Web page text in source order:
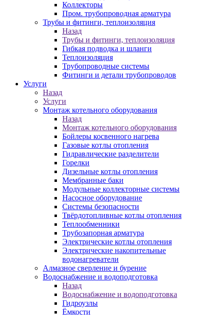
Коллекторы
Пром. трубопроводная арматура
Трубы и фитинги, теплоизоляция
Назад
Трубы и фитинги, теплоизоляция
Гибкая подводка и шланги
Теплоизоляция
Трубопроводные системы
Фитинги и детали трубопроводов
Услуги
Назад
Услуги
Монтаж котельного оборудования
Назад
Монтаж котельного оборудования
Бойлеры косвенного нагрева
Газовые котлы отопления
Гидравлические разделители
Горелки
Дизельные котлы отопления
Мембранные баки
Модульные коллекторные системы
Насосное оборудование
Системы безопасности
Твёрдотопливные котлы отопления
Теплообменники
Трубозапорная арматура
Электрические котлы отопления
Электрические накопительные
водонагреватели
Алмазное сверление и бурение
Водоснабжение и водоподготовка
Назад
Водоснабжение и водоподготовка
Гидроузлы
Ёмкости